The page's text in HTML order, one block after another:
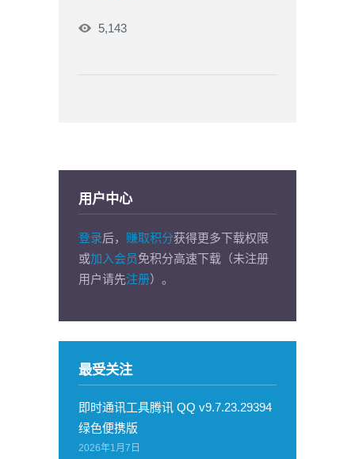
5,143
用户中心
登录后， 赚取积分获得更多下载权限
或加入会员免积分高速下载（未注册
用户请先注册）。
最受关注
即时通讯工具腾讯 QQ v9.7.23.29394
绿色便携版
2026年1月7日